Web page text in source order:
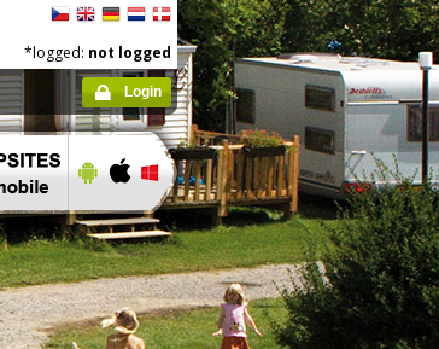
*logged: not logged
Login